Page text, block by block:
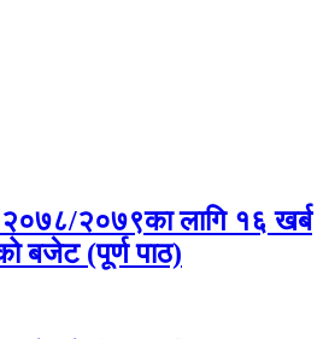
२०७८/२०७९का लागि १६ खर्ब
बजेट (पूर्ण पाठ)